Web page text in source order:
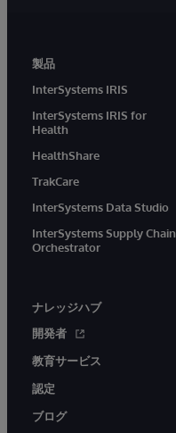
製品
InterSystems IRIS
InterSystems IRIS for
Health
HealthShare
TrakCare
InterSystems Data Studio
InterSystems Supply Chain
Orchestrator
ナレッジハブ
開発者
教育サービス
認定
ブログ